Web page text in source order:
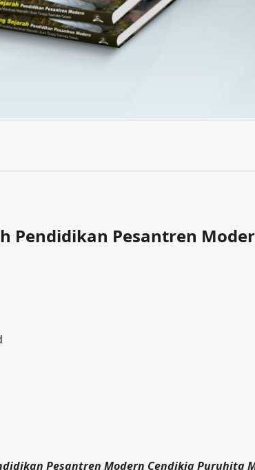
Pendidikan Pesantren
Pesantren Modern Cendikia Puruhita